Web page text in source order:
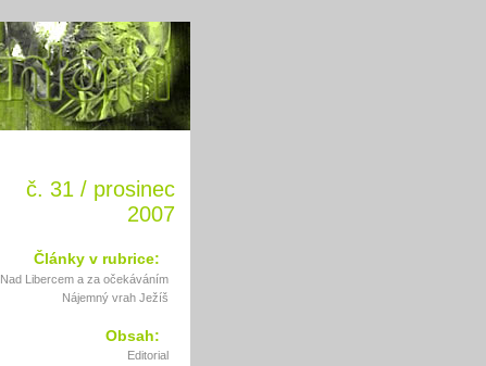
č. 31 / prosinec
2007
Články v rubrice:
Nad Libercem a za očekáváním
Nájemný vrah Ježíš
Obsah:
Editorial